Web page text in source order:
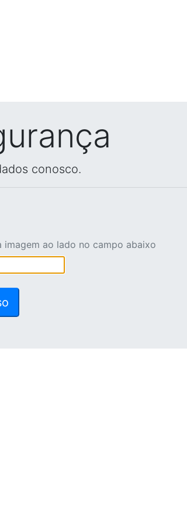
conosco.
imagem ao lado no campo abaixo